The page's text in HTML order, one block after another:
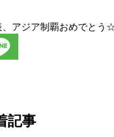
、アジア制覇おめでとう
記事